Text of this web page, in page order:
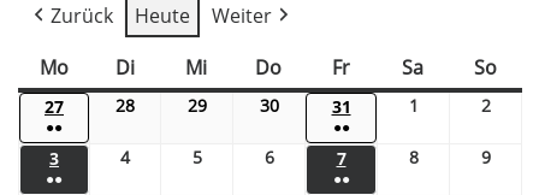
Zurück Heute
Weiter
Mo
Di Mi Do Fr Sa So
27
●●
28 29 30 31
●●
1 2
3
●●
4 5 6 7
●●
8 9